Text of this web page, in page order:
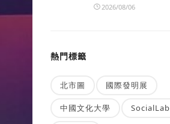
2026/08/06
熱門標籤
北市圖 國際發明展
中國文化大學 SocialLab